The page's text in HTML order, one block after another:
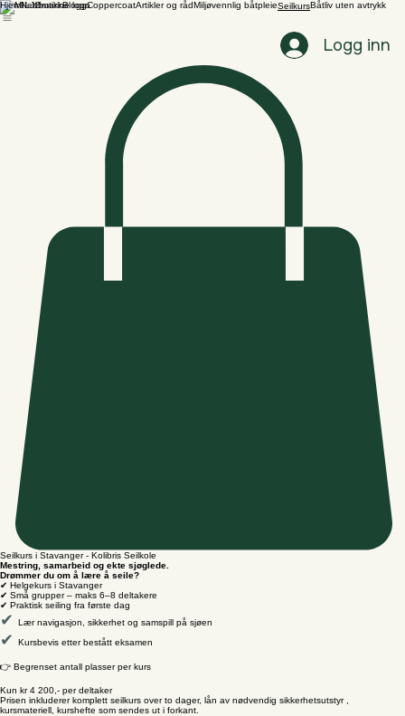
HjemNettbutikkBloggCoppercoatArtikler og rådMiljøvennlig båtpleieSeilkursBåtliv uten avtrykk
Logg inn
Seilkurs i Stavanger - Kolibris Seilkole
Mestring, samarbeid og ekte sjøglede.
Drømmer du om å lære å seile?
✔ Helgekurs i Stavanger
✔ Små grupper – maks 6–8 deltakere
✔ Praktisk seiling fra første dag
✔ Lær navigasjon, sikkerhet og samspill på sjøen
✔ Kursbevis etter bestått eksamen
👉 Begrenset antall plasser per kurs
Kun kr 4 200,- per deltaker
Prisen inkluderer komplett seilkurs over to dager, lån av nødvendig sikkerhetsutstyr ,
kursmateriell, kurshefte som sendes ut i forkant.